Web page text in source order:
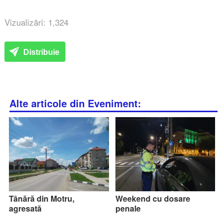
Vizualizări: 1,324
Distribuie
Alte articole din Eveniment:
Tânără din Motru,
agresată
Weekend cu dosare
penale